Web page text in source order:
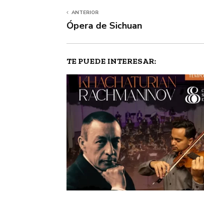
ANTERIOR
Ópera de Sichuan
TE PUEDE INTERESAR: